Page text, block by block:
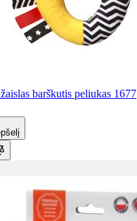
barškutis peliukas 1677